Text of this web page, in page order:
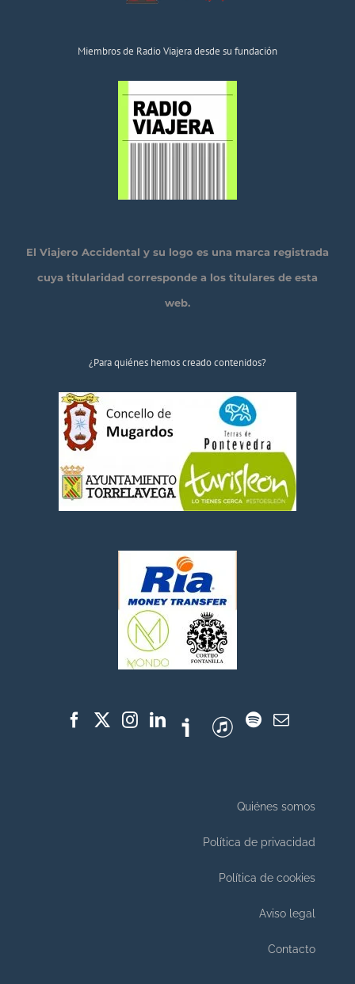
Miembros de Radio Viajera desde su fundación
El Viajero Accidental y su logo es una marca registrada
cuya titularidad corresponde a los titulares de esta
web.
¿Para quiénes hemos creado contenidos?
Quiénes somos
Política de privacidad
Política de cookies
Aviso legal
Contacto